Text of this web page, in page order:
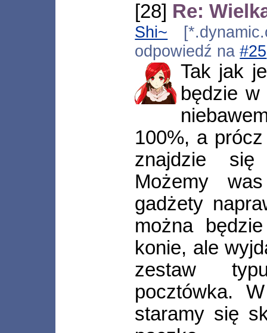
[28] Re:
Shi~
odpowiedź na#25
Tak jak
będzie
100%, a
znajdzie się
Możemy
gadżety
można
konie, ale
zestaw
pocztówka.
staramy się